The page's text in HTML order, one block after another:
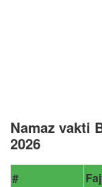
Namaz vakti
2026
#